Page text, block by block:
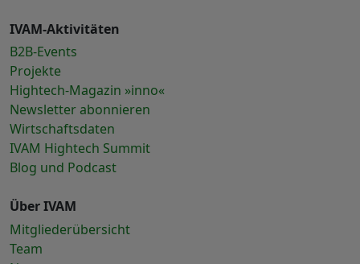
IVAM-Aktivitäten
B2B-Events
Projekte
Hightech-Magazin »inno«
Newsletter abonnieren
Wirtschaftsdaten
IVAM Hightech Summit
Blog und Podcast
Über IVAM
Mitgliederübersicht
Team